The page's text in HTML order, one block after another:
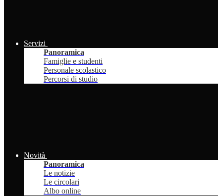
Servizi
Panoramica
Famiglie e studenti
Personale scolastico
Percorsi di studio
Novità
Panoramica
Le notizie
Le circolari
Albo online